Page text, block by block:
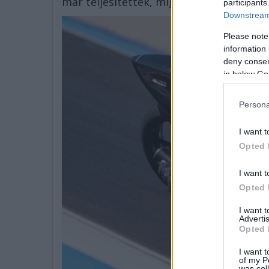
Please
information
deny
in below
I want
Opted
I want
Opted
I want
Opted
I want
of my